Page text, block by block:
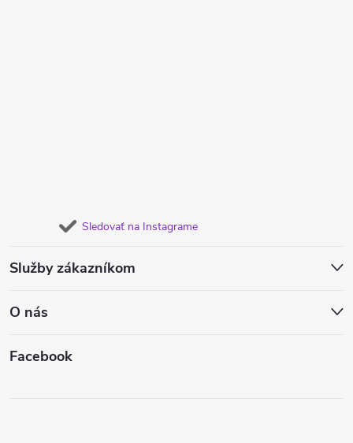
Sledovať na Instagrame
Služby zákazníkom
O nás
Facebook